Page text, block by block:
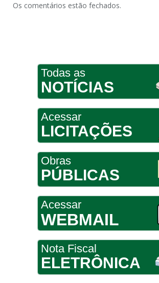
Os comentários estão fechados.
Todas as
NOTÍCIAS
Acessar
LICITAÇÕES
Obras
PÚBLICAS
Acessar
WEBMAIL
Nota Fiscal
ELETRÔNICA